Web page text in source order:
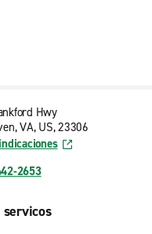
Hwy
VA, US, 23306
2653